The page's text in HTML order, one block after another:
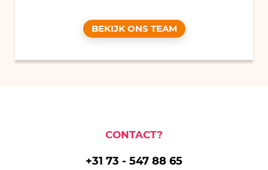
BEKIJK ONS TEAM
CONTACT?
+31 73 - 547 88 65